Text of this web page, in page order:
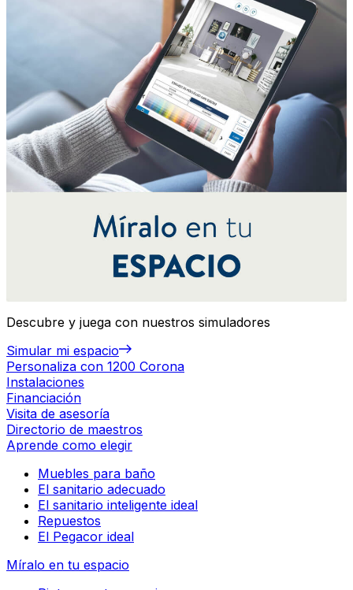
Descubre y juega con nuestros simuladores
Simular mi espacio
Personaliza con 1200 Corona
Instalaciones
Financiación
Visita de asesoría
Directorio de maestros
Aprende como elegir
Muebles para baño
El sanitario adecuado
El sanitario inteligente ideal
Repuestos
El Pegacor ideal
Míralo en tu espacio